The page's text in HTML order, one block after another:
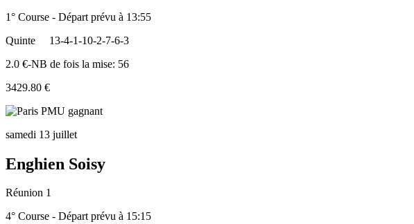
1° Course - Départ prévu à 13:55
Quinte
13-4-1-10-2-7-6-3
2.0 €-NB de fois la mise: 56
3429.80 €
samedi 13 juillet
Enghien Soisy
Réunion 1
4° Course - Départ prévu à 15:15